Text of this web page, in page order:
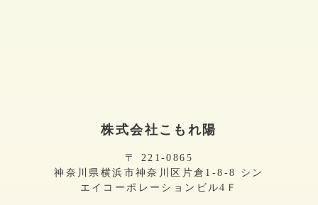
株式会社こもれ陽
〒 221-0865
神奈川県横浜市神奈川区片倉1-8-8 シン
エイコーポレーションビル4Ｆ